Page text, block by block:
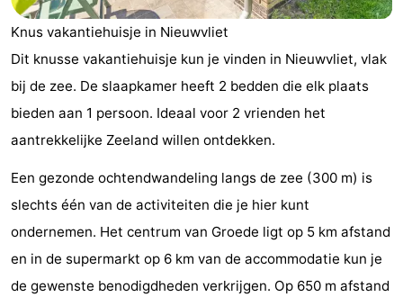
-
Meersee
Beach
Bad
-
Cadzand
Hoogduin
-
Knus vakantiehuisje in Nieuwvliet
Dit knusse vakantiehuisje kun je vinden in Nieuwvliet, vlak
bij de zee. De slaapkamer heeft 2 bedden die elk plaats
bieden aan 1 persoon. Ideaal voor 2 vrienden het
aantrekkelijke Zeeland willen ontdekken.
Een gezonde ochtendwandeling langs de zee (300 m) is
slechts één van de activiteiten die je hier kunt
ondernemen. Het centrum van Groede ligt op 5 km afstand
en in de supermarkt op 6 km van de accommodatie kun je
de gewenste benodigdheden verkrijgen. Op 650 m afstand